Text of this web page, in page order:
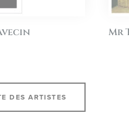
Mr
DES ARTISTES